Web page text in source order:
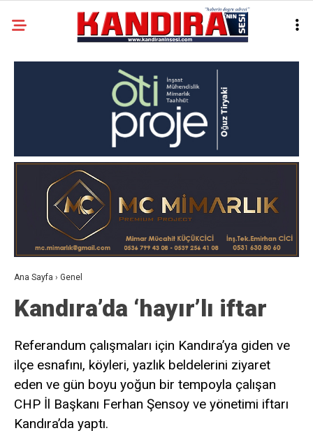
Ana Sayfa › Genel
Kandıra’da ‘hayır’lı iftar
Referandum çalışmaları için Kandıra’ya giden ve
ilçe esnafını, köyleri, yazlık beldelerini ziyaret
eden ve gün boyu yoğun bir tempoyla çalışan
CHP İl Başkanı Ferhan Şensoy ve yönetimi iftarı
Kandıra’da yaptı.